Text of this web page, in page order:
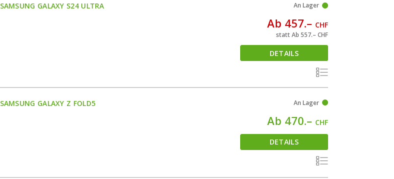
SAMSUNG GALAXY S24 ULTRA An Lager
Ab 457.– CHF
statt Ab 557.– CHF
DETAILS
SAMSUNG GALAXY Z FOLD5 An Lager
Ab 470.– CHF
DETAILS